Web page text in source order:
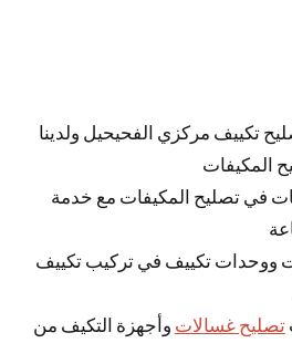
تكييف مركزي الفحيحيل ولدينا
المكيفات
في تصليح المكيفات مع خدمة
ووحدات تكييف في تركيب تكييف
تصليح غسالات وأجهزة التكيف من